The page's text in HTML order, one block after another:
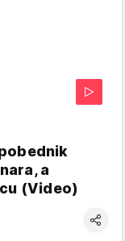
a
(Video)